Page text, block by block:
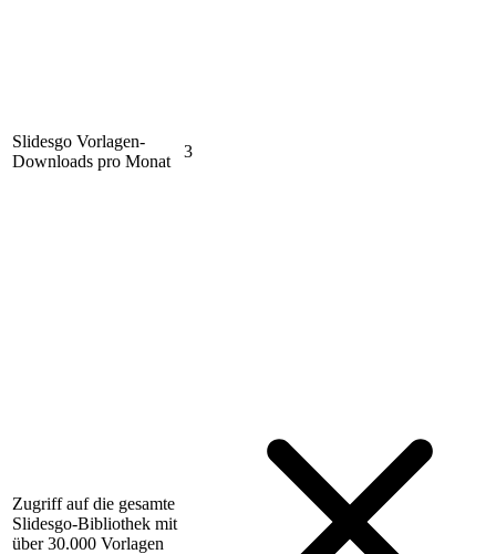
Slidesgo Vorlagen-
Downloads pro Monat
3
Zugriff auf die gesamte
Slidesgo-Bibliothek mit
über 30.000 Vorlagen